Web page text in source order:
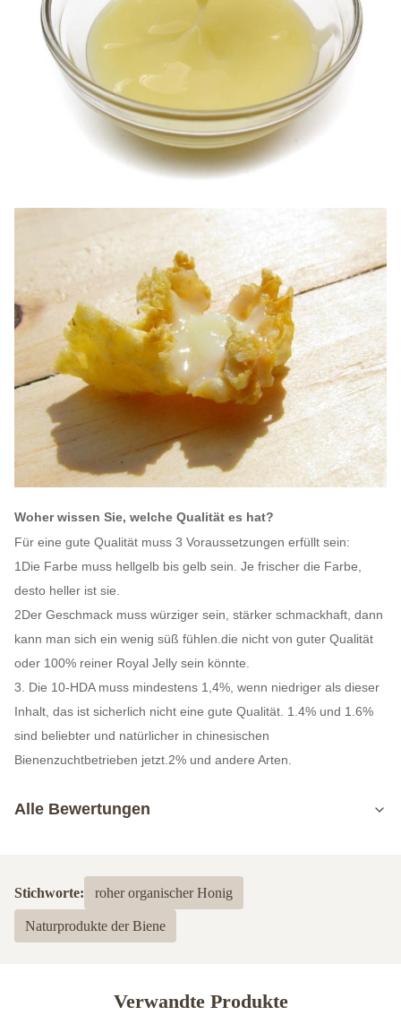
Woher wissen Sie, welche Qualität es hat?
Für eine gute Qualität muss 3 Voraussetzungen erfüllt sein:
1Die Farbe muss hellgelb bis gelb sein. Je frischer die Farbe,
desto heller ist sie.
2Der Geschmack muss würziger sein, stärker schmackhaft, dann
kann man sich ein wenig süß fühlen.die nicht von guter Qualität
oder 100% reiner Royal Jelly sein könnte.
3. Die 10-HDA muss mindestens 1,4%, wenn niedriger als dieser
Inhalt, das ist sicherlich nicht eine gute Qualität. 1.4% und 1.6%
sind beliebter und natürlicher in chinesischen
Bienenzuchtbetrieben jetzt.2% und andere Arten.
Alle Bewertungen
Basierend auf 50 jüngsten Bewertungen
5
Stichworte: roher organischer Honig
Naturprodukte der Biene
Verwandte Produkte